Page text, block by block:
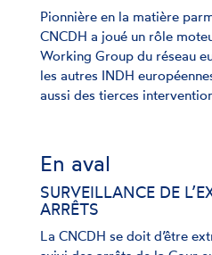
Pionnière en la matière
CNCDH a joué un rôle
Working Group du réseau
les autres INDH
aussi des tierces
En aval
SURVEILLANCE DE
ARRÊTS
La CNCDH se doit d’être